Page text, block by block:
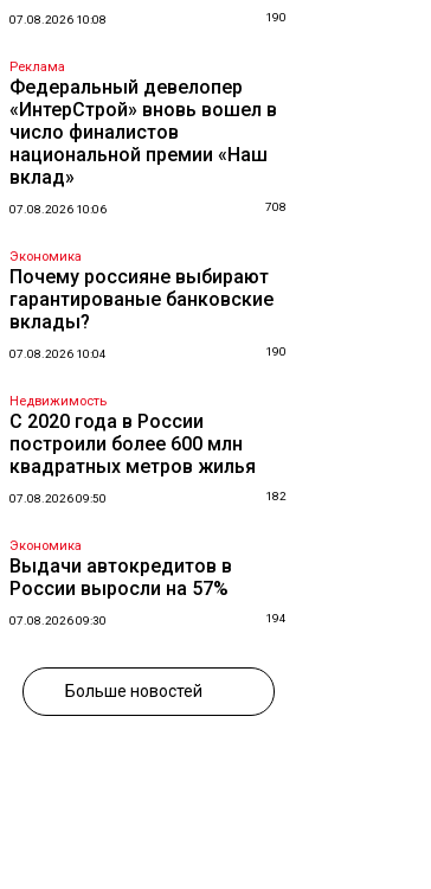
07.08.2026 10:08 190
Реклама
Федеральный девелопер
«ИнтерСтрой» вновь вошел в
число финалистов
национальной премии «Наш
вклад»
07.08.2026 10:06 708
Экономика
Почему россияне выбирают
гарантированые банковские
вклады?
07.08.2026 10:04 190
Недвижимость
С 2020 года в России
построили более 600 млн
квадратных метров жилья
07.08.2026 09:50 182
Экономика
Выдачи автокредитов в
России выросли на 57%
07.08.2026 09:30 194
Больше новостей